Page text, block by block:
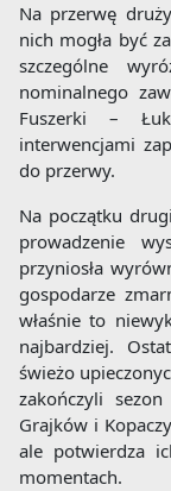
Na przerwę
nich mogła być
szczególne
nominalnego
Fuszerki –
interwencjami
do przerwy.
Na początku
prowadzenie
przyniosła
gospodarze
właśnie to
najbardziej.
świeżo
zakończyli
Grajków i
ale potwierdza
momentach.